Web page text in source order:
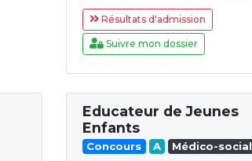
Résultats d'admission
Suivre mon dossier
Educateur de Jeunes
Enfants
Concours A Médico-social